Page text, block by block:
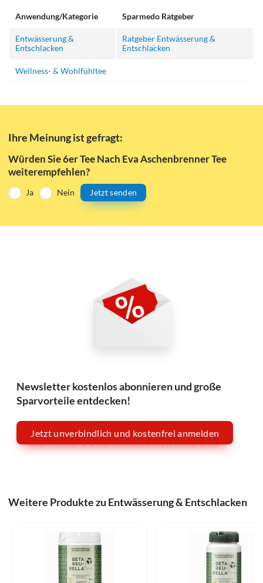
Anwendung/Kategorie Sparmedo Ratgeber
Entwässerung &
Entschlacken
Ratgeber Entwässerung &
Entschlacken
Wellness- & Wohlfühltee
Ihre Meinung ist gefragt:
Würden Sie 6er Tee Nach Eva Aschenbrenner Tee
weiterempfehlen?
Ja Nein Jetzt senden
Newsletter kostenlos abonnieren und große
Sparvorteile entdecken!
Jetzt unverbindlich und kostenfrei anmelden
Weitere Produkte zu Entwässerung & Entschlacken